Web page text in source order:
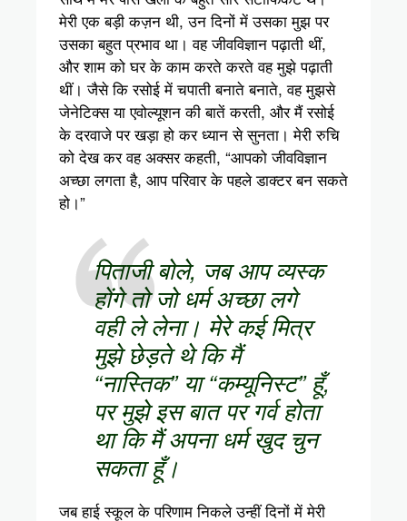
मेरी एक बड़ी कज़न थी, उन दिनों में उसका मुझ पर
उसका बहुत प्रभाव था। वह जीवविज्ञान पढ़ाती थीं,
और शाम को घर के काम करते करते वह मुझे पढ़ाती
थीं। जैसे कि रसोई में चपाती बनाते बनाते, वह मुझसे
जेनेटिक्स या एवोल्यूशन की बातें करती, और मैं रसोई
के दरवाजे पर खड़ा हो कर ध्यान से सुनता। मेरी रुचि
को देख कर वह अक्सर कहती, “आपको जीवविज्ञान
अच्छा लगता है, आप परिवार के पहले डाक्टर बन सकते
हो।”
पिताजी बोले, जब आप व्यस्क
होंगे तो जो धर्म अच्छा लगे
वही ले लेना। मेरे कई मित्र
मुझे छेड़ते थे कि मैं
“नास्तिक” या “कम्यूनिस्ट” हूँ,
पर मुझे इस बात पर गर्व होता
था कि मैं अपना धर्म खुद चुन
सकता हूँ।
जब हाई स्कूल के परिणाम निकले उन्हीं दिनों में मेरी